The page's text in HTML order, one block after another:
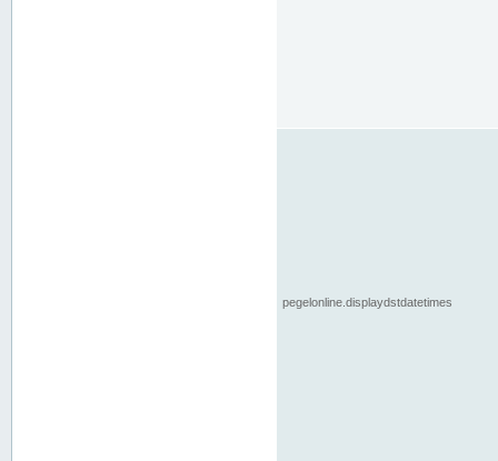
pegelonline.displaydstdatetimes